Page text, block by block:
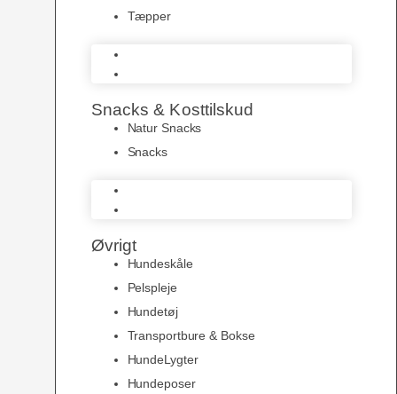
Tæpper
Snacks & Kosttilskud
Natur Snacks
Snacks
Øvrigt
Hundeskåle
Pelspleje
Hundetøj
Transportbure & Bokse
HundeLygter
Hundeposer